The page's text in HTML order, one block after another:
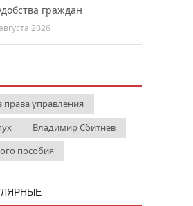
граждан
2026
права управления
Владимир Сбитнев
пособия